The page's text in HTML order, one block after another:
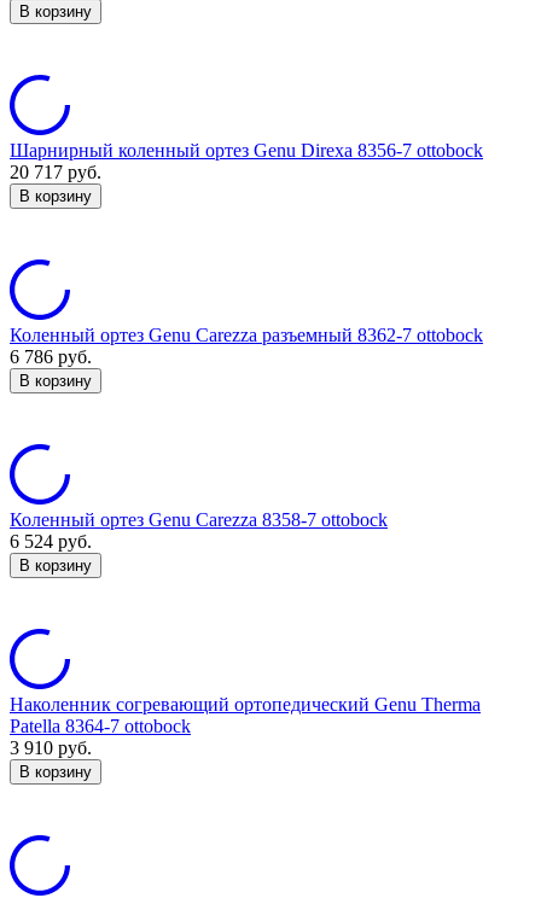
В корзину
Шарнирный коленный ортез Genu Direxa 8356-7 ottobock
20 717 руб.
В корзину
Коленный ортез Genu Carezza разъемный 8362-7 ottobock
6 786 руб.
В корзину
Коленный ортез Genu Carezza 8358-7 ottobock
6 524 руб.
В корзину
Наколенник согревающий ортопедический Genu Therma
Patella 8364-7 ottobock
3 910 руб.
В корзину